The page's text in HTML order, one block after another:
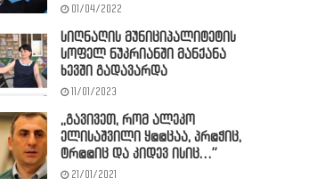
01/04/2022
სიღნაღის მუნიციპალიტეტის
სოფელ ნუკრიანში მანქანა
ხევში გადავარდა
11/01/2023
,,გავივეთ, რომ ალეკო
ელისაშვილი ყ@@ცაა, პრ@ჭიც,
ტრ@@იც და კიდევ ისიც…”
21/01/2021